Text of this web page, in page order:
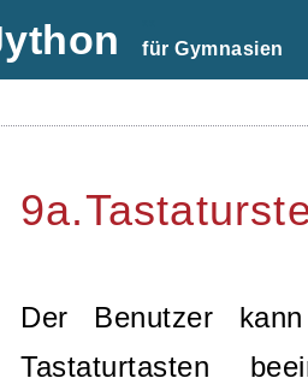
für Gymnasien
Der Benutzer
Tastaturtasten